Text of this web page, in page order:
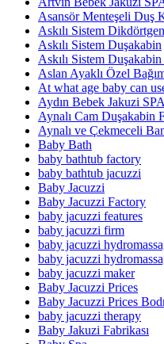
Asansör Menteşeli Duş
Askılı Sistem
Askılı Sistem Duşakabin
Askılı Sistem
Aslan Ayaklı Özel
At what age baby can
Aydın Bebek Jakuzi SPA
Aynalı Cam Duşakabin
Aynalı ve Çekmeceli
Baby Bath
baby bathtub factory
baby bathtub jacuzzi
Baby Jacuzzi
Baby Jacuzzi Factory
baby jacuzzi features
baby jacuzzi firm
baby jacuzzi
baby jacuzzi
baby jacuzzi maker
Baby Jacuzzi Prices
Baby Jacuzzi Prices
baby jacuzzi therapy
Baby Jakuzi Fabrikası